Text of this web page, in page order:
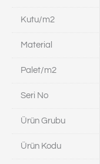
Kutu/m2
Material
Palet/m2
Seri No
Ürün Grubu
Ürün Kodu